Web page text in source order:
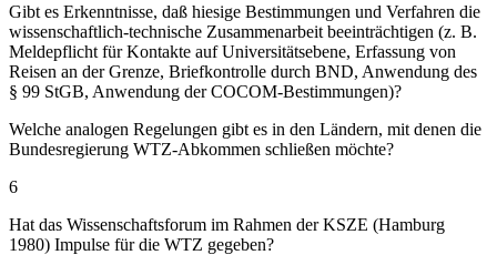
Gibt es Erkenntnisse, daß hiesige Bestimmungen und Verfahren die
wissenschaftlich-technische Zusammenarbeit beeinträchtigen (z. B.
Meldepflicht für Kontakte auf Universitätsebene, Erfassung von
Reisen an der Grenze, Briefkontrolle durch BND, Anwendung des
§ 99 StGB, Anwendung der COCOM-Bestimmungen)?
Welche analogen Regelungen gibt es in den Ländern, mit denen die
Bundesregierung WTZ-Abkommen schließen möchte?
6
Hat das Wissenschaftsforum im Rahmen der KSZE (Hamburg
1980) Impulse für die WTZ gegeben?